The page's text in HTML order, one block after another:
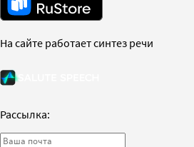
На сайте работает синтез речи
Рассылка: